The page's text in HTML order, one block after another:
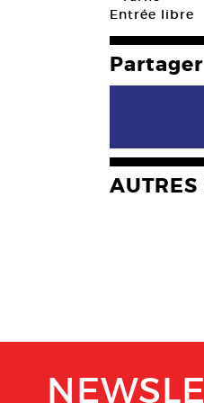
Entrée libre
AUTRES